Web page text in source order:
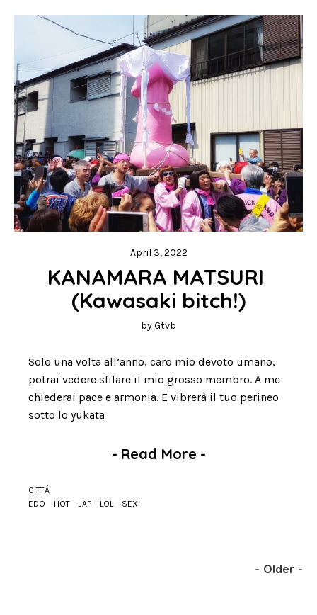
April 3, 2022
KANAMARA MATSURI
(Kawasaki bitch!)
byGtvb
Solo una volta all’anno, caro mio devoto umano,
potrai vedere sfilare il mio grosso membro. A me
chiederai pace e armonia. E vibrerà il tuo perineo
sotto lo yukata
- Read More -
CITTÁ
EDO
HOT JAP LOL SEX
- Older -